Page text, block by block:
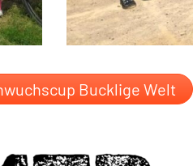
Bucklige Welt